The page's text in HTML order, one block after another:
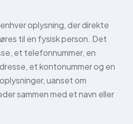
oplysning, der direkte
til en fysisk person. Det
et telefonnummer, en
et kontonummer og en
uanset om
sammen med et navn eller